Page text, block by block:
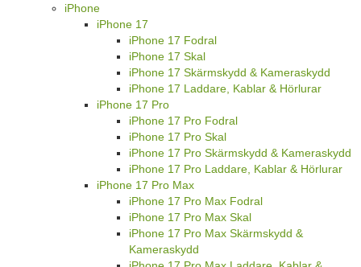
iPhone
iPhone 17
iPhone 17 Fodral
iPhone 17 Skal
iPhone 17 Skärmskydd & Kameraskydd
iPhone 17 Laddare, Kablar & Hörlurar
iPhone 17 Pro
iPhone 17 Pro Fodral
iPhone 17 Pro Skal
iPhone 17 Pro Skärmskydd & Kameraskydd
iPhone 17 Pro Laddare, Kablar & Hörlurar
iPhone 17 Pro Max
iPhone 17 Pro Max Fodral
iPhone 17 Pro Max Skal
iPhone 17 Pro Max Skärmskydd &
Kameraskydd